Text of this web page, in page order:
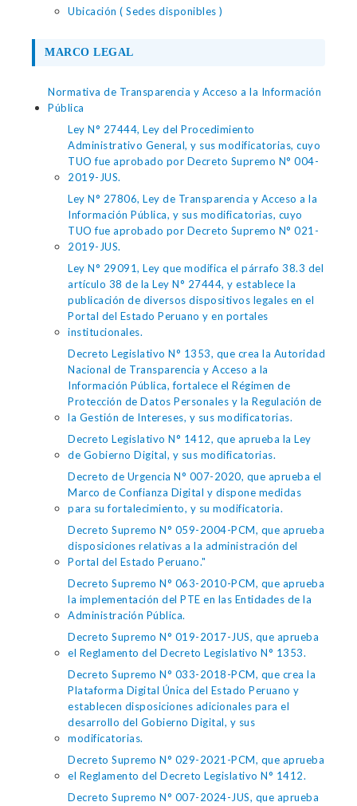
Ubicación ( Sedes disponibles )
MARCO LEGAL
Normativa de Transparencia y Acceso a la Información
Pública
Ley N° 27444, Ley del Procedimiento
Administrativo General, y sus modificatorias, cuyo
TUO fue aprobado por Decreto Supremo N° 004-
2019-JUS.
Ley N° 27806, Ley de Transparencia y Acceso a la
Información Pública, y sus modificatorias, cuyo
TUO fue aprobado por Decreto Supremo N° 021-
2019-JUS.
Ley N° 29091, Ley que modifica el párrafo 38.3 del
artículo 38 de la Ley N° 27444, y establece la
publicación de diversos dispositivos legales en el
Portal del Estado Peruano y en portales
institucionales.
Decreto Legislativo N° 1353, que crea la Autoridad
Nacional de Transparencia y Acceso a la
Información Pública, fortalece el Régimen de
Protección de Datos Personales y la Regulación de
la Gestión de Intereses, y sus modificatorias.
Decreto Legislativo N° 1412, que aprueba la Ley
de Gobierno Digital, y sus modificatorias.
Decreto de Urgencia N° 007-2020, que aprueba el
Marco de Confianza Digital y dispone medidas
para su fortalecimiento, y su modificatoria.
Decreto Supremo N° 059-2004-PCM, que aprueba
disposiciones relativas a la administración del
Portal del Estado Peruano."
Decreto Supremo N° 063-2010-PCM, que aprueba
la implementación del PTE en las Entidades de la
Administración Pública.
Decreto Supremo N° 019-2017-JUS, que aprueba
el Reglamento del Decreto Legislativo N° 1353.
Decreto Supremo N° 033-2018-PCM, que crea la
Plataforma Digital Única del Estado Peruano y
establecen disposiciones adicionales para el
desarrollo del Gobierno Digital, y sus
modificatorias.
Decreto Supremo N° 029-2021-PCM, que aprueba
el Reglamento del Decreto Legislativo N° 1412.
Decreto Supremo N° 007-2024-JUS, que aprueba